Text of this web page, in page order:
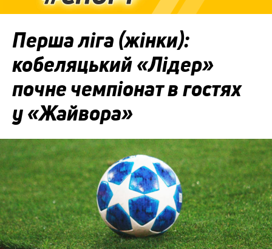
Перша ліга (жінки):
кобеляцький «Лідер»
почне чемпіонат в гостях
у «Жайвора»